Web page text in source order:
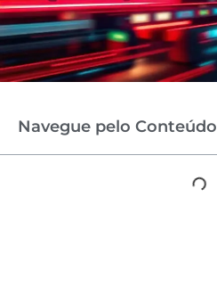
Navegue pelo Conteúdo